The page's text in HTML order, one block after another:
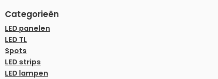
Categorieën
LED panelen
LED TL
Spots
LED strips
LED lampen